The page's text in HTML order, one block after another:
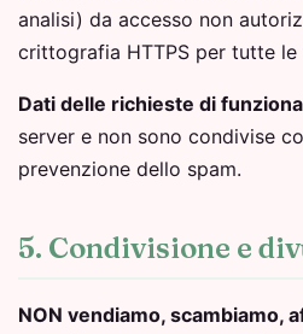
analisi) da accesso non
crittografia HTTPS per tutte
Dati delle richieste di
server e non sono condivise
prevenzione dello spam.
5. Condivisione e
NON vendiamo, scambiamo,